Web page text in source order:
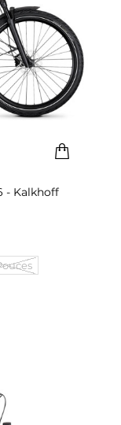
- Kalkhoff